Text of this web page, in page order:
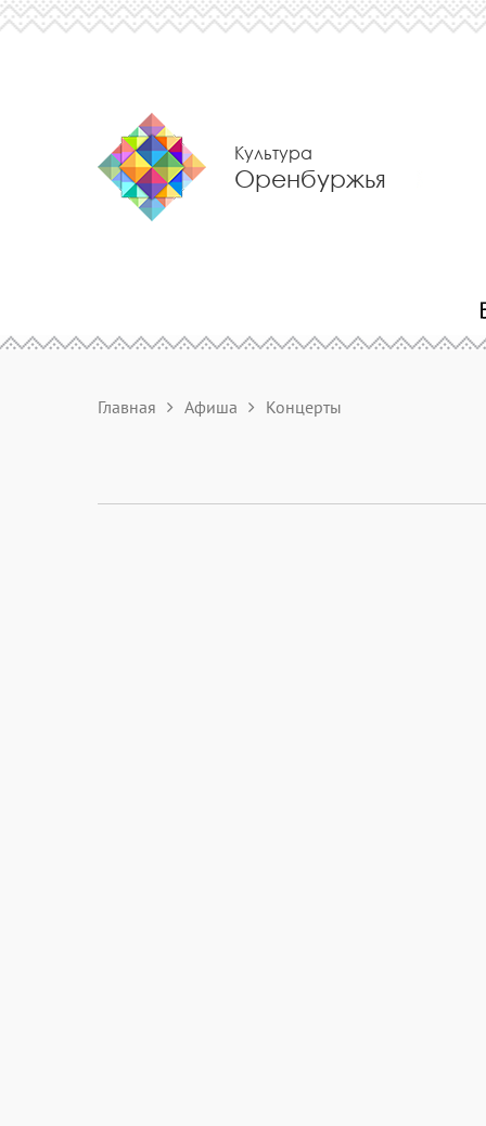
Культура
Оренбуржья
Главная Афиша Концерты